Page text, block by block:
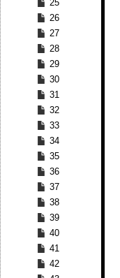
25
26
27
28
29
30
31
32
33
34
35
36
37
38
39
40
41
42